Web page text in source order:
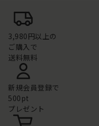
3,980円以上の
ご購入で
送料無料
新規会員登録で
500pt
プレゼント